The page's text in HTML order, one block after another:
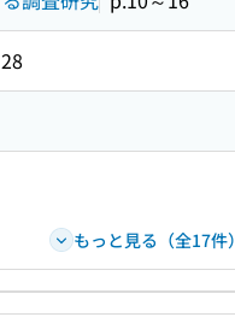
もっと見る（全17件）